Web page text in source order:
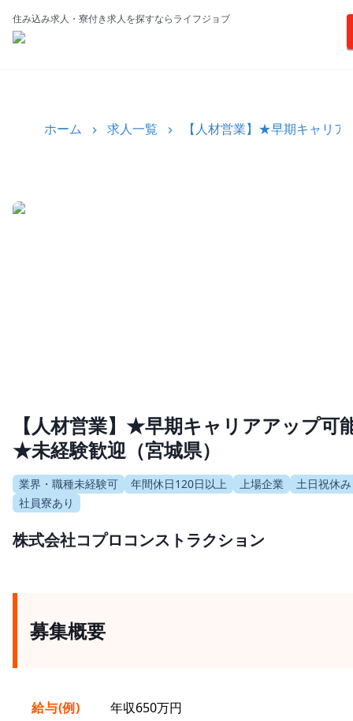
住み込み求人・寮付き求人を探すならライフジョブ
ホーム 求人一覧 【人材営業】★早期キャリ
【人材営業】★早期キャリアアップ可
★未経験歓迎（宮城県）
業界・職種未経験可 年間休日120日以上 上場企業
土日祝休み
社員寮あり
株式会社コプロコンストラクション
募集概要
給与(例) 年収650万円